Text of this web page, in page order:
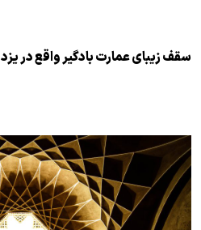
سقف زیبای عمارت بادگیر واقع در یزد